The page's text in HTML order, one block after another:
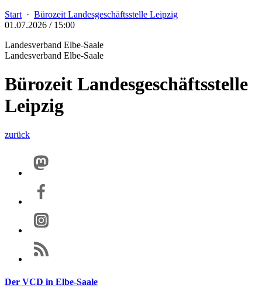
Start · Bürozeit Landesgeschäftsstelle Leipzig
01.07.2026 / 15:00
Landesverband Elbe-Saale
Landesverband Elbe-Saale
Bürozeit Landesgeschäftsstelle
Leipzig
zurück
Der VCD in Elbe-Saale